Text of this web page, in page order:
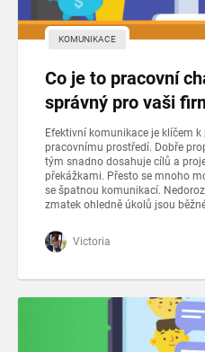
KOMUNIKACE
Co je to pracovní
správný pro vaši
Efektivní komunikace je klíčem
pracovnímu prostředí. Dobře
tým snadno dosahuje cílů a
překážkami. Přesto se mnoho
se špatnou komunikací.
zmatek ohledně úkolů jsou
Victoria